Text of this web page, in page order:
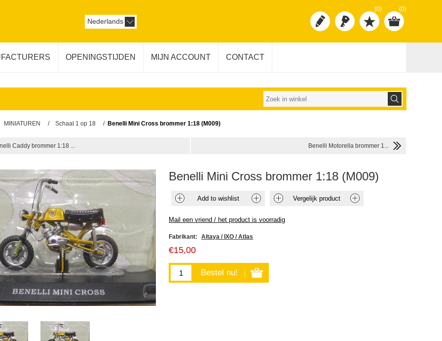
(0) (0)
Nederlands
OPENINGSTIJDEN MIJN ACCOUNT CONTACT
MINIATUREN / Schaal 1 op 18 / Benelli Mini Cross brommer 1:18 (M009)
Caddy brommer 1:18 ... Benelli Motorella brommer 1...
Benelli Mini Cross brommer 1:18 (M009)
Fabrikant: Altaya / IXO / Atlas
€15,00